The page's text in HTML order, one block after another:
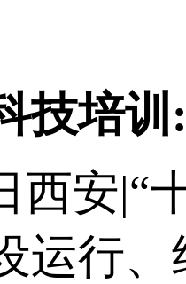
技培训
西安|“
运行